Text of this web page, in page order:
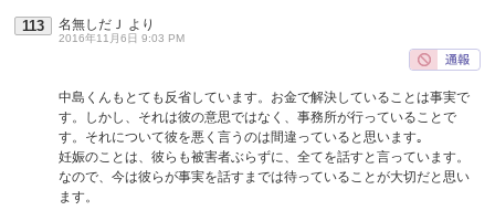
113 名無しだＪ より
2016年11月6日 9:03 PM
中島くんもとても反省しています。お金で解決していることは事実で
す。しかし、それは彼の意思ではなく、事務所が行っていることで
す。それについて彼を悪く言うのは間違っていると思います｡
妊娠のことは、彼らも被害者ぶらずに、全てを話すと言っています。
なので、今は彼らが事実を話すまでは待っていることが大切だと思い
ます。